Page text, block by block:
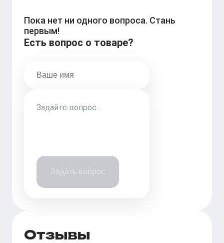
Пока нет ни одного вопроса. Стань
первым!
Есть вопрос о товаре?
Задать вопрос
Отзывы